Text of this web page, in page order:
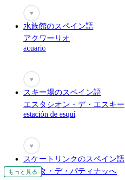
もっと見る
もっと見る
もっと見る
もっと見る
もっと見る
もっと見る
もっと見る
♥
水族館のスペイン語
アクワーリオ
acuario
♥
スキー場のスペイン語
エスタシオン・デ・エスキー
estación de esquí
♥
スケートリンクのスペイン語
ピスタ・デ・パティナッへ
もっと見る
もっと見る
もっと見る
もっと見る
もっと見る
もっと見る
もっと見る
もっと見る
もっと見る
もっと見る